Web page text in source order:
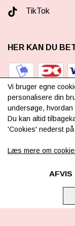
TikTok
HER KAN DU
TILMELD
Vi bruger egne
personalisere din
undersøge,
Du kan altid
'Cookies' nederst
Læs mere om
AFVIS